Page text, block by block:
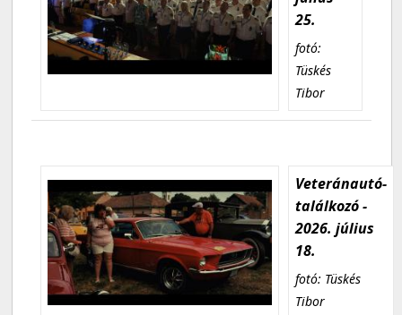
25.
fotó:
Tüskés
Tibor
Veteránautó-
találkozó -
2026. július
18.
fotó: Tüskés
Tibor